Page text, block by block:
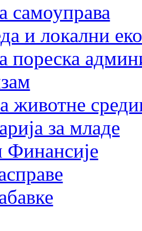
самоуправа
и локални
пореска
животне
за младе
Финансије